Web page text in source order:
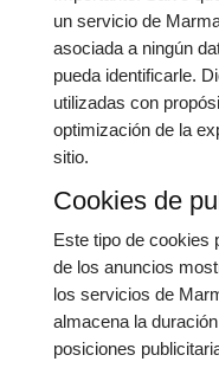
un servicio de
asociada a ningún
pueda identificarle.
utilizadas con
optimización de la
sitio.
Cookies de
Este tipo de cookies
de los anuncios
los servicios de
almacena la
posiciones